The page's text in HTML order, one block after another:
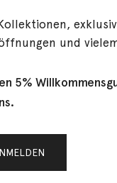
Brombeere
und
5%